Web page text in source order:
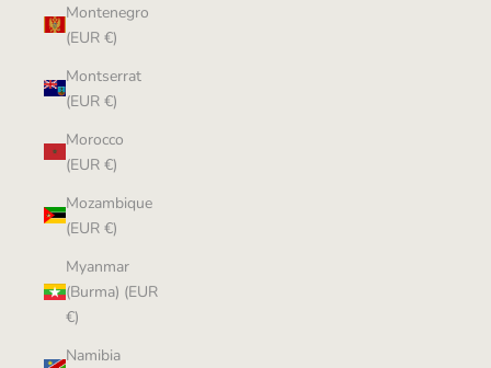
Montenegro
(EUR €)
Montserrat
(EUR €)
Morocco
(EUR €)
Mozambique
(EUR €)
Myanmar
(Burma) (EUR
€)
Namibia